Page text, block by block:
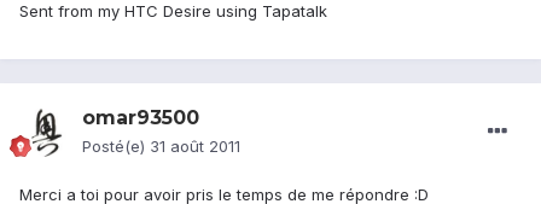
Sent from my HTC Desire using Tapatalk
omar93500
Posté(e) 31 août 2011
Merci a toi pour avoir pris le temps de me répondre :D